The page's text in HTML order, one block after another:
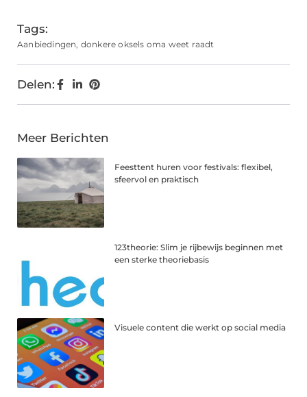
Tags:
Aanbiedingen, donkere oksels oma weet raadt
Delen:
Meer Berichten
Feesttent huren voor festivals: flexibel,
sfeervol en praktisch
123theorie: Slim je rijbewijs beginnen met
een sterke theoriebasis
Visuele content die werkt op social media